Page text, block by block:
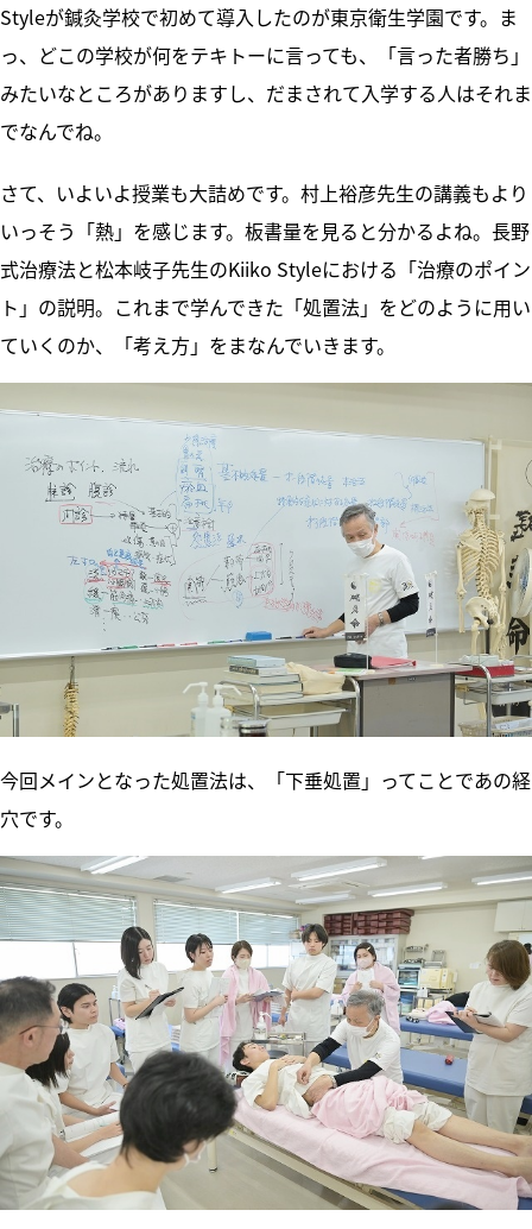
Styleが鍼灸学校で初めて導入したのが東京衛生学園です。ま
っ、どこの学校が何をテキトーに言っても、「言った者勝ち」
みたいなところがありますし、だまされて入学する人はそれま
でなんでね。
さて、いよいよ授業も大詰めです。村上裕彦先生の講義もより
いっそう「熱」を感じます。板書量を見ると分かるよね。長野
式治療法と松本岐子先生のKiiko Styleにおける「治療のポイン
ト」の説明。これまで学んできた「処置法」をどのように用い
ていくのか、「考え方」をまなんでいきます。
今回メインとなった処置法は、「下垂処置」ってことであの経
穴です。